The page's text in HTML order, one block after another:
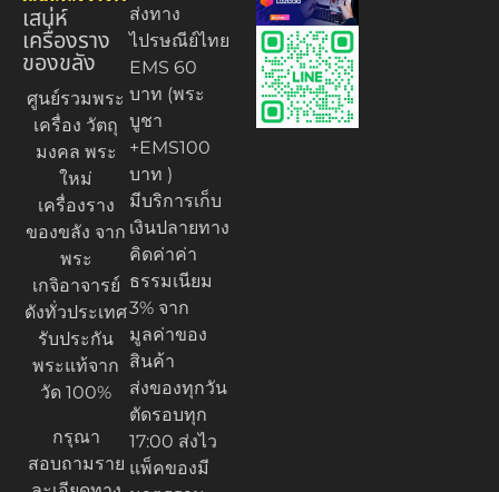
เสน่ห์
เครื่องราง
ของขลัง
ศูนย์รวมพระ
เครื่อง วัตถุ
มงคล พระ
ใหม่
เครื่องราง
ของขลัง จาก
พระ
เกจิอาจารย์
ดังทั่วประเทศ
รับประกัน
พระแท้จาก
วัด 100%
กรุณา
สอบถามราย
ส่งทาง
ไปรษณีย์ไทย
EMS 60
บาท (พระ
บูชา
+EMS100
บาท )
มีบริการเก็บ
เงินปลายทาง
คิดค่าค่า
ธรรมเนียม
3% จาก
มูลค่าของ
สินค้า
ส่งของทุกวัน
ตัดรอบทุก
17:00 ส่งไว
แพ็คของมี